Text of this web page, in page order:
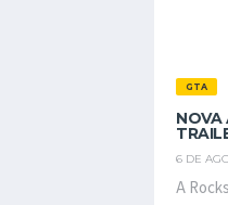
GTA
NOVA
6 DE
A